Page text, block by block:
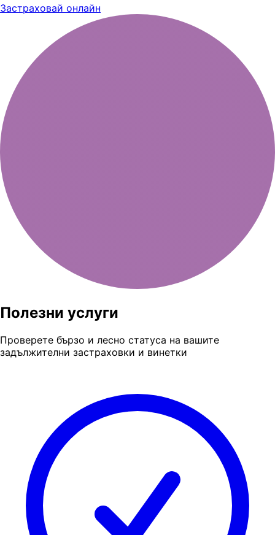
Застраховай онлайн
Полезни услуги
Проверете бързо и лесно статуса на вашите
задължителни застраховки и винетки